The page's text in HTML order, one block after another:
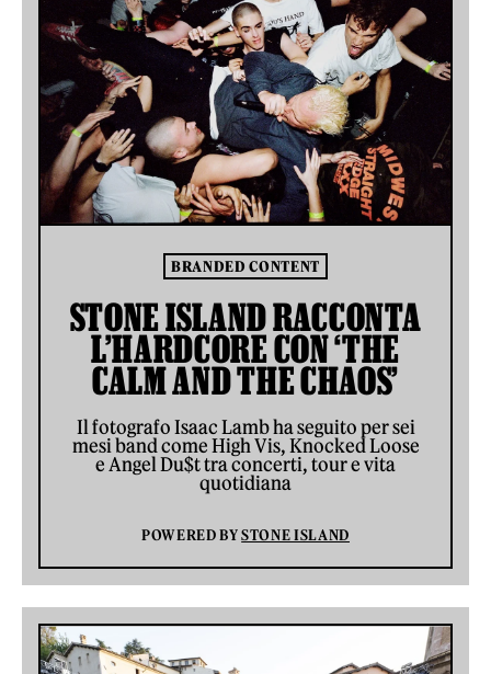
BRANDED CONTENT
STONE ISLAND RACCONTA
L’HARDCORE CON ‘THE
CALM AND THE CHAOS’
Il fotografo Isaac Lamb ha seguito per sei
mesi band come High Vis, Knocked Loose
e Angel Du$t tra concerti, tour e vita
quotidiana
POWERED BYSTONE ISLAND